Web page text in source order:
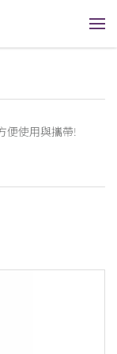
便使用與攜帶!